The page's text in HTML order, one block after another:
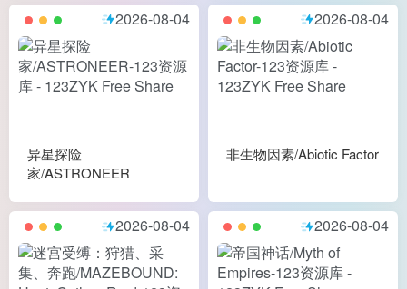
2026-08-04
异星探险
家/ASTRONEER
2026-08-04
非生物因素/Abiotic Factor
2026-08-04 2026-08-04